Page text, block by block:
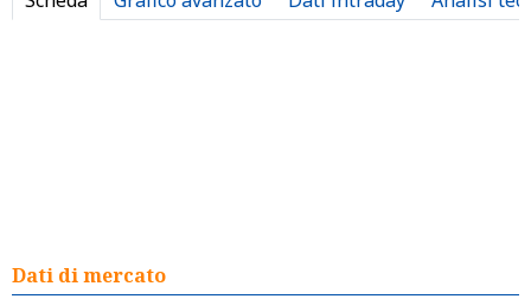
Dati di mercato